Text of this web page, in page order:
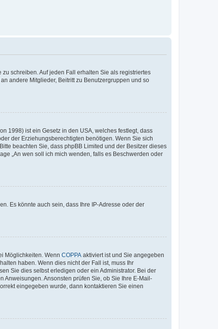
schreiben. Auf jeden Fall erhalten Sie als registriertes
andere Mitglieder, Beitritt zu Benutzergruppen und so
1998) ist ein Gesetz in den USA, welches festlegt, dass
der Erziehungsberechtigten benötigen. Wenn Sie sich
beachten Sie, dass phpBB Limited und der Besitzer dieses
„An wen soll ich mich wenden, falls es Beschwerden oder
Es könnte auch sein, dass Ihre IP-Adresse oder der
Möglichkeiten. Wenn COPPA aktiviert ist und Sie angegeben
haben. Wenn dies nicht der Fall ist, muss Ihr
Sie dies selbst erledigen oder ein Administrator. Bei der
Anweisungen. Ansonsten prüfen Sie, ob Sie Ihre E-Mail-
eingegeben wurde, dann kontaktieren Sie einen